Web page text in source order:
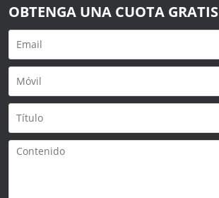
OBTENGA UNA CUOTA GRATIS